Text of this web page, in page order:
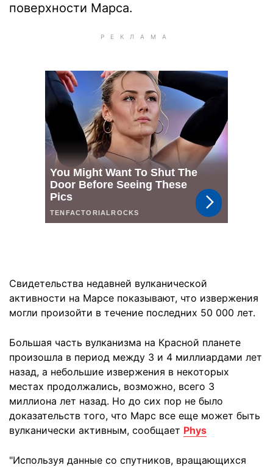
поверхности Марса.
Свидетельства недавней вулканической
активности на Марсе показывают, что извержения
могли произойти в течение последних 50 000 лет.
Большая часть вулканизма на Красной планете
произошла в период между 3 и 4 миллиардами лет
назад, а небольшие извержения в некоторых
местах продолжались, возможно, всего 3
миллиона лет назад. Но до сих пор не было
доказательств того, что Марс все еще может быть
вулканически активным, сообщает Phys
"Используя данные со спутников, вращающихся